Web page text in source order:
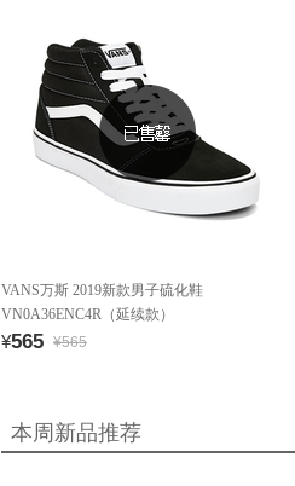
VANS万斯 2019新款男子硫化鞋
VN0A36ENC4R（延续款）
¥565 ¥565
本周新品推荐